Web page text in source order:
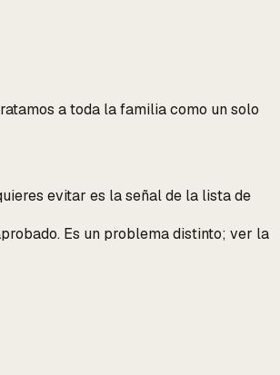
a toda la familia como un solo
evitar es la señal de la lista de
Es un problema distinto; ver la